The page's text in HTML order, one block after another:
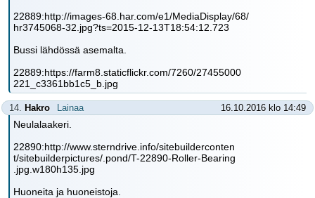
22889:http://images-68.har.com/e1/MediaDisplay/68/
hr3745068-32.jpg?ts=2015-12-13T18:54:12.723
Bussi lähdössä asemalta.
22889:https://farm8.staticflickr.com/7260/27455000
221_c3361bb1c5_b.jpg
14. Hakro Lainaa 16.10.2016 klo 14:49
Neulalaakeri.
22890:http://www.sterndrive.info/sitebuilderconten
t/sitebuilderpictures/.pond/T-22890-Roller-Bearing
.jpg.w180h135.jpg
Huoneita ja huoneistoja.